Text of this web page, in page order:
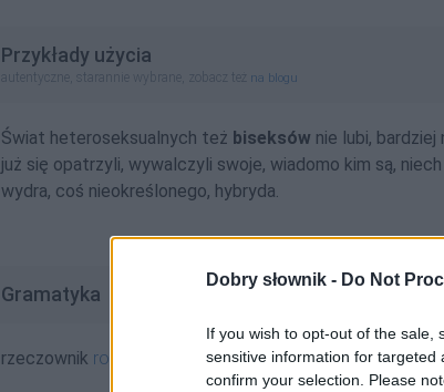
Dobry słownik - Do Not
If you wish to opt-out of the sale,
sensitive information for targeted
confirm your selection. Please
Przykłady użycia
autentyczne, starannie wybrane, zobacz też na blogu
Świat heteroseksualnych też biseksów nie lubi,
już się opatrzyli, wywalczyli swoje, wiadomo kim są,
wydra, coś nieokreślonego, hybryda.
Gramatyka
rzeczownik rodzaj męskoosobowyodmienny